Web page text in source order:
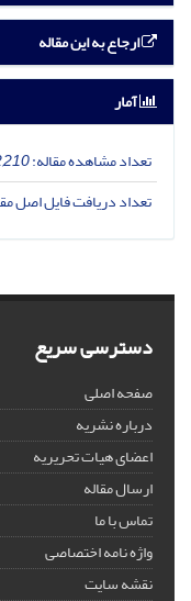
ارجاع به این مقاله
آمار
تعداد مشاهده مقاله:
تعداد دریافت فایل اصل
دسترسی سریع
صفحه اصلی
درباره نشریه
اعضای هیات تحریریه
ارسال مقاله
تماس با ما
واژه نامه اختصاصی
نقشه سایت